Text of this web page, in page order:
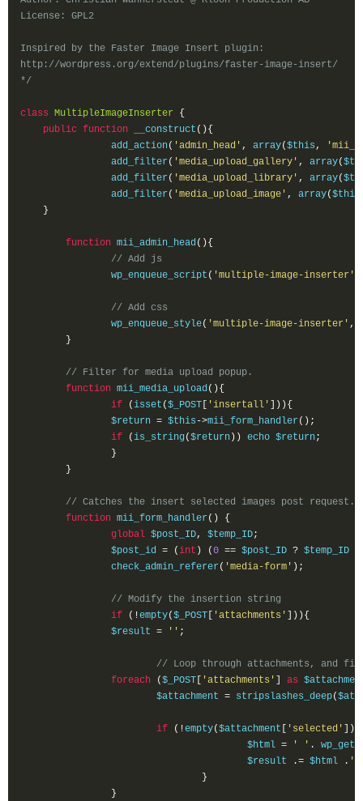
License: GPL2
Inspired by the Faster Image Insert plugin:
http://wordpress.org/extend/plugins/faster-image-insert/
*/
class MultipleImageInserter
{
public function __construct (){
		add_action
( 'admin_head' , array($this ,
		add_filter
( 'media_upload_gallery' , array(
		add_filter
( 'media_upload_library' , array(
		add_filter
( 'media_upload_image' , array($this
}
function mii_admin_head (){
// Add js
		wp_enqueue_script
( 'multiple-image-inserter'
// Add css
		wp_enqueue_style
( 'multiple-image-inserter' ,
}
// Filter for media upload popup.
function mii_media_upload (){
if
(isset ($_POST [ 'insertall' ])){
	    	$return
= $this ->mii_form_handler();
if
(is_string($return)) echo $return;
}
}
// Catches the insert selected images post request.
function mii_form_handler()
{
global $post_ID, $temp_ID;
	  	$post_id
= (int ) (0 == $post_ID ? $temp_ID
	  	check_admin_referer
( 'media-form' );
// Modify the insertion string
if
(!empty($_POST [ 'attachments' ])){
	    	$result
= '' ;
// Loop through attachments, and
foreach
($_POST [ 'attachments' ] as
	      		$attachment
= stripslashes_deep(
if (!empty($attachment [ 'selected'
					$html
= ' ' .
					$result
.= $html .
}
}